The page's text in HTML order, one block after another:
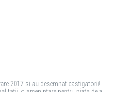
2017 si-au desemnat castigatorii!